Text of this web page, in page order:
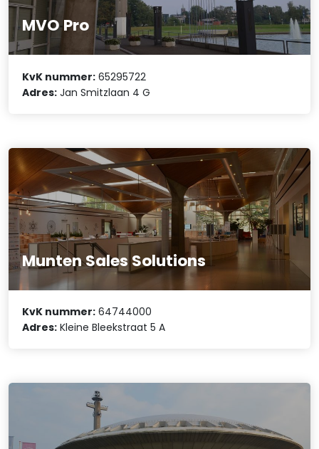
MVO Pro
KvK nummer: 65295722
Adres: Jan Smitzlaan 4 G
Munten Sales Solutions
KvK nummer: 64744000
Adres: Kleine Bleekstraat 5 A